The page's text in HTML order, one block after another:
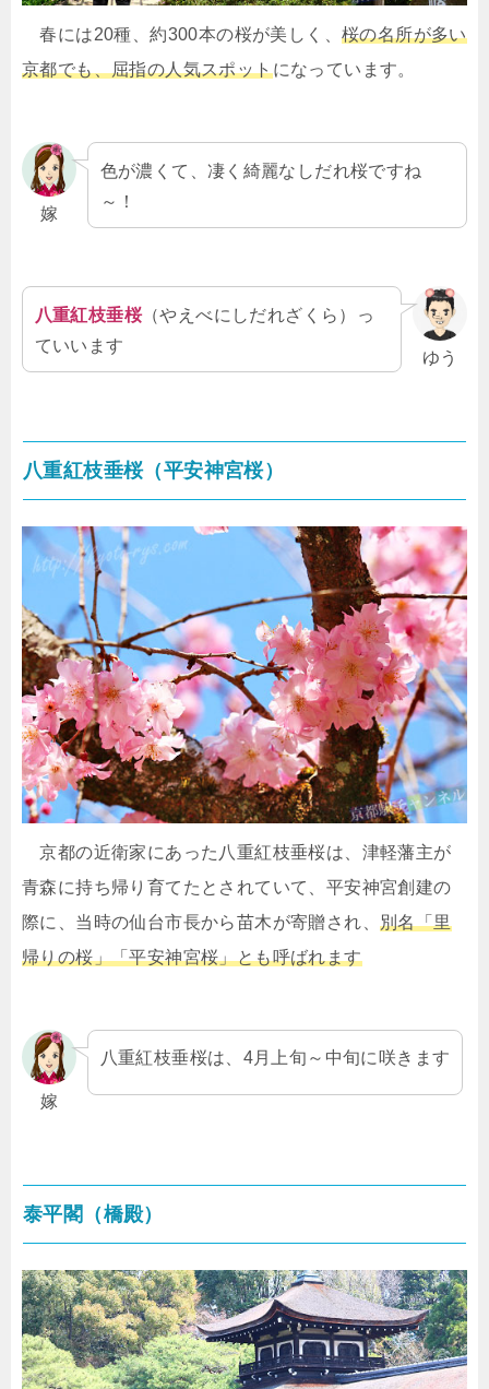
春には20種、約300本の桜が美しく、 桜の名所が多い
京都でも、屈指の人気スポットになっています。
嫁
色が濃くて、凄く綺麗なしだれ桜ですね
～！
ゆう
八重紅枝垂桜（やえべにしだれざくら）っ
ていいます
八重紅枝垂桜（平安神宮桜）
京都の近衛家にあった八重紅枝垂桜は、津軽藩主が
青森に持ち帰り育てたとされていて、平安神宮創建の
際に、当時の仙台市長から苗木が寄贈され、 別名「里
帰りの桜」「平安神宮桜」とも呼ばれます
嫁
八重紅枝垂桜は、4月上旬～中旬に咲きます
泰平閣（橋殿）